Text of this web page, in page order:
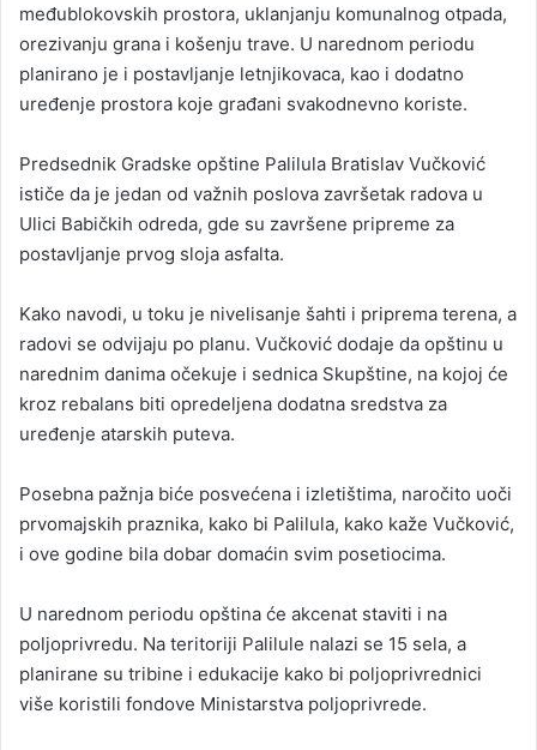
međublokovskih prostora, uklanjanju komunalnog otpada,
orezivanju grana i košenju trave. U narednom periodu
planirano je i postavljanje letnjikovaca, kao i dodatno
uređenje prostora koje građani svakodnevno koriste.
Predsednik Gradske opštine Palilula Bratislav Vučković
ističe da je jedan od važnih poslova završetak radova u
Ulici Babičkih odreda, gde su završene pripreme za
postavljanje prvog sloja asfalta.
Kako navodi, u toku je nivelisanje šahti i priprema terena, a
radovi se odvijaju po planu. Vučković dodaje da opštinu u
narednim danima očekuje i sednica Skupštine, na kojoj će
kroz rebalans biti opredeljena dodatna sredstva za
uređenje atarskih puteva.
Posebna pažnja biće posvećena i izletištima, naročito uoči
prvomajskih praznika, kako bi Palilula, kako kaže Vučković,
i ove godine bila dobar domaćin svim posetiocima.
U narednom periodu opština će akcenat staviti i na
poljoprivredu. Na teritoriji Palilule nalazi se 15 sela, a
planirane su tribine i edukacije kako bi poljoprivrednici
više koristili fondove Ministarstva poljoprivrede.